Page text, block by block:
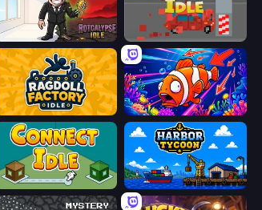
Rotcalypse: Idle Incremental Crash Test Idle
Ragdoll Factory Idle Fish Catch Idle
Connect idle Harbor Tycoon